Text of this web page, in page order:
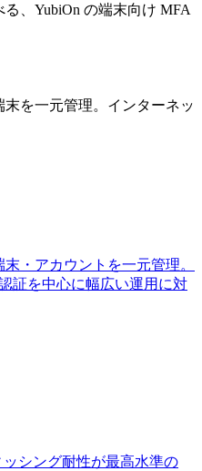
、YubiOn の端末向け MFA
を一元管理。インターネッ
・アカウントを一元管理。
証を中心に幅広い運用に対
シング耐性が最高水準の